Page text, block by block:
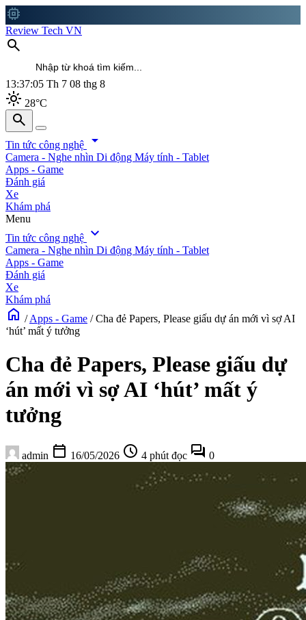
memory
Review Tech VN
search
13:37:07 Th 7 08 thg 8
light_mode 28°C
search
search
Tin tức công nghệ arrow_drop_down
Camera - Nghe nhìn Di động Máy tính - Tablet
Apps - Game
Đánh giá
Xe
Khám phá
Menu
Tin tức công nghệ expand_more
Camera - Nghe nhìn Di động Máy tính - Tablet
Apps - Game
Đánh giá
Xe
Khám phá
home / Apps - Game / Cha đẻ Papers, Please giấu dự án mới vì sợ AI
‘hút’ mất ý tưởng
Cha đẻ Papers, Please giấu dự
án mới vì sợ AI ‘hút’ mất ý
tưởng
admin calendar_today 16/05/2026 schedule 4 phút đọc forum 0